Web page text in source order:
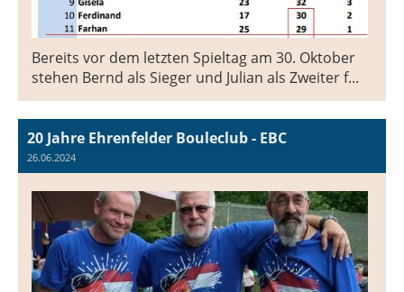
Bereits vor dem letzten Spieltag am 30. Oktober
stehen Bernd als Sieger und Julian als Zweiter f...
20 Jahre Ehrenfelder Bouleclub - EBC
26.06.2024